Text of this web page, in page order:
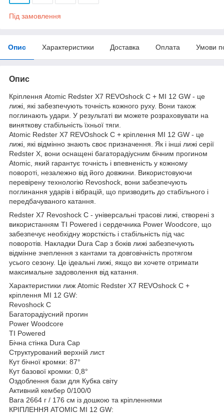
Під замовлення
Опис Характеристики Доставка Оплата Умови
Опис
Кріплення Atomic Redster X7 REVOshock C + MI 12 GW - це
лижі, які забезпечують точність кожного руху. Вони також
поглинають удари. У результаті ви можете розраховувати на
виняткову стабільність їхньої тяги.
Atomic Redster X7 REVOshock C + кріплення MI 12 GW - це
лижі, які відмінно знають своє призначення. Як і інші лижі серії
Redster X, вони оснащені багаторадіусним бічним прогином
Atomic, який гарантує точність і впевненість у кожному
повороті, незалежно від його довжини. Використовуючи
перевірену технологію Revoshock, вони забезпечують
поглинання ударів і вібрацій, що призводить до стабільного і
передбачуваного катання.
Redster X7 Revoshock C - універсальні трасові лижі, створені з
використанням TI Powered і сердечника Power Woodcore, що
забезпечує необхідну жорсткість і стабільність під час
поворотів. Накладки Dura Cap з боків лижі забезпечують
відмінне зчеплення з кантами та довговічність протягом
усього сезону. Це ідеальні лижі, якщо ви хочете отримати
максимальне задоволення від катання.
Характеристики лиж Atomic Redster X7 REVOshock C +
кріплення MI 12 GW:
Revoshock C
Багаторадіусний прогин
Power Woodcore
TI Powered
Бічна стінка Dura Cap
Структурований верхній лист
Кут бічної кромки: 87°
Кут базової кромки: 0,8°
Оздоблення бази для Кубка світу
Активний кембер 0/100/0
Вага 2664 г / 176 см із дошкою та кріпленнями
КРІПЛЕННЯ ATOMIC MI 12 GW: